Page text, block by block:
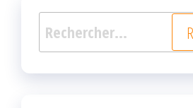
Rechercher :